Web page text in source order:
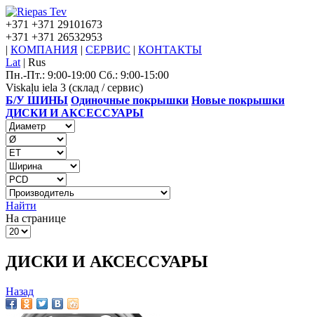
+371 +371 29101673
+371 +371 26532953
| КОМПАНИЯ | СЕРВИС | КОНТАКТЫ
Lat | Rus
Пн.-Пт.: 9:00-19:00 Сб.: 9:00-15:00
Viskaļu iela 3 (склад / сервис)
Б/У ШИНЫ Одиночные покрышки Новые покрышки
ДИСКИ И АКСЕССУАРЫ
Найти
На странице
ДИСКИ И АКСЕССУАРЫ
Назад